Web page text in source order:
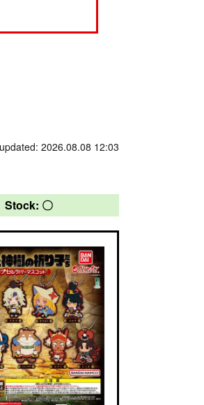
2026.08.08 12:03
Stock: 〇